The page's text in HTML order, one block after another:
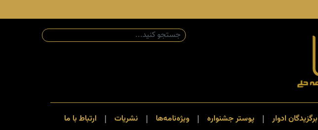
برگزیدگان ادوار پوستر جشنواره ویژه‌نامه‌ها نشریات ارتباط با ما